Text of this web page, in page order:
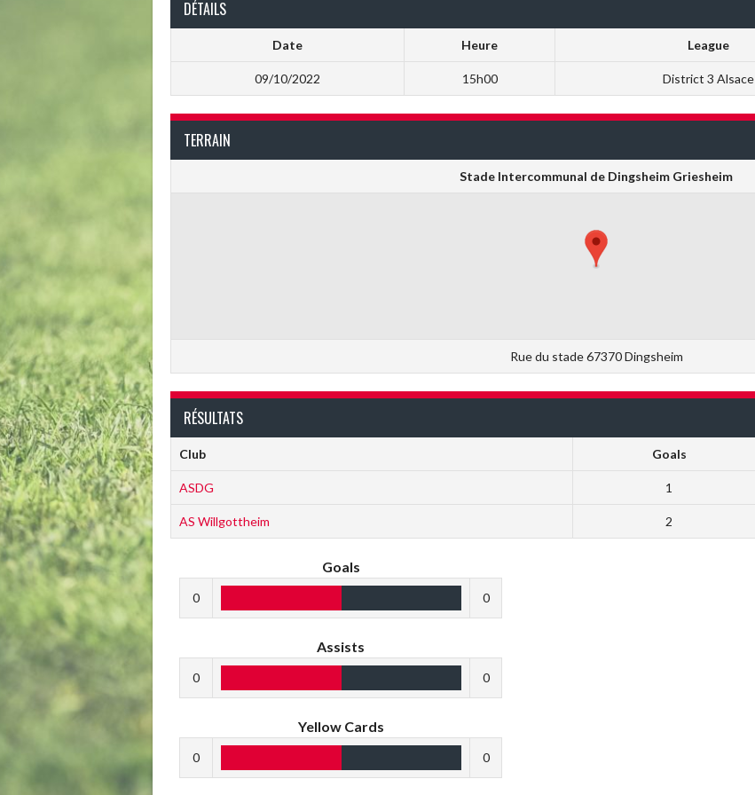
DÉTAILS
Date Heure League
09/10/2022 15h00 District 3 Alsace
TERRAIN
Stade Intercommunal de Dingsheim Griesheim
Rue du stade 67370 Dingsheim
RÉSULTATS
Club Goals
ASDG 1
AS Willgottheim 2
Goals
0 0
Assists
0 0
Yellow Cards
0 0